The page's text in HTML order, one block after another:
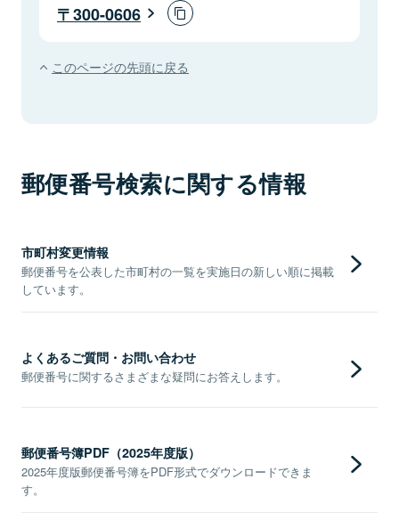
300-0606
このページの先頭に戻る
郵便番号検索に関する情報
市町村変更情報
郵便番号を公表した市町村の一覧を実施日の新しい順に掲載
しています。
よくあるご質問・お問い合わせ
郵便番号に関するさまざまな疑問にお答えします。
郵便番号簿PDF（2025年度版）
2025年度版郵便番号簿をPDF形式でダウンロードできま
す。